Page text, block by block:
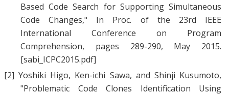
Based Code Search for Supporting Simultaneous
Code Changes," In Proc. of the 23rd IEEE
International Conference on Program
Comprehension, pages 289-290, May 2015.
[sabi_ICPC2015.pdf]
[2] Yoshiki Higo, Ken-ichi Sawa, and Shinji Kusumoto,
"Problematic Code Clones Identification Using